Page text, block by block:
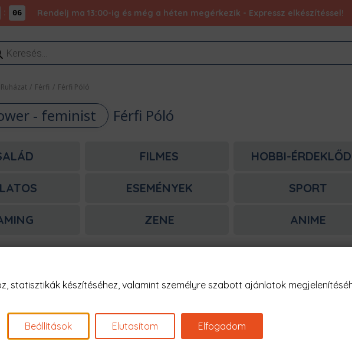
: 05 Rendelj ma 13:00-ig és még a héten megérkezik - Expressz elkészítéssel!
Ruházat / Férfi / Férfi Póló
- feminist Férfi Póló
FILMES HOBBI-
ESEMÉNYEK SPORT
ZENE ANIME
Nagyon sajnáljuk! 😥
Nincs találat erre: "girl power - feminist
statisztikák készítéséhez, valamint személyre szabott ajánlatok
Beállítások Elutasítom Elfogadom